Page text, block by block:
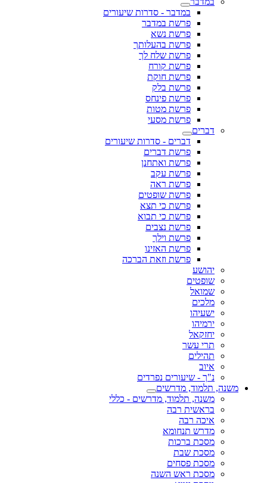
במדבר - סדרות שיעורים
פרשת במדבר
פרשת נשא
פרשת בהעלותך
פרשת שלח לך
פרשת קורח
פרשת חוקת
פרשת בלק
פרשת פינחס
פרשת מטות
פרשת מסעי
דברים
דברים - סדרות שיעורים
פרשת דברים
פרשת ואתחנן
פרשת עקב
פרשת ראה
פרשת שופטים
פרשת כי תצא
פרשת כי תבוא
פרשת נצבים
פרשת וילך
פרשת האזינו
פרשת וזאת הברכה
יהושע
שופטים
שמואל
מלכים
ישעיהו
ירמיהו
יחזקאל
תרי עשר
תהילים
איוב
נ"ך - שיעורים נפרדים
משנה, תלמוד, מדרשים
משנה, תלמוד, מדרשים - כללי
בראשית רבה
איכה רבה
מדרש תנחומא
מסכת ברכות
מסכת שבת
מסכת פסחים
מסכת ראש השנה